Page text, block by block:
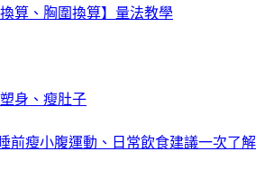
算、胸圍換算】量法教學
身、瘦肚子
前瘦小腹運動、日常飲食建議一次了解